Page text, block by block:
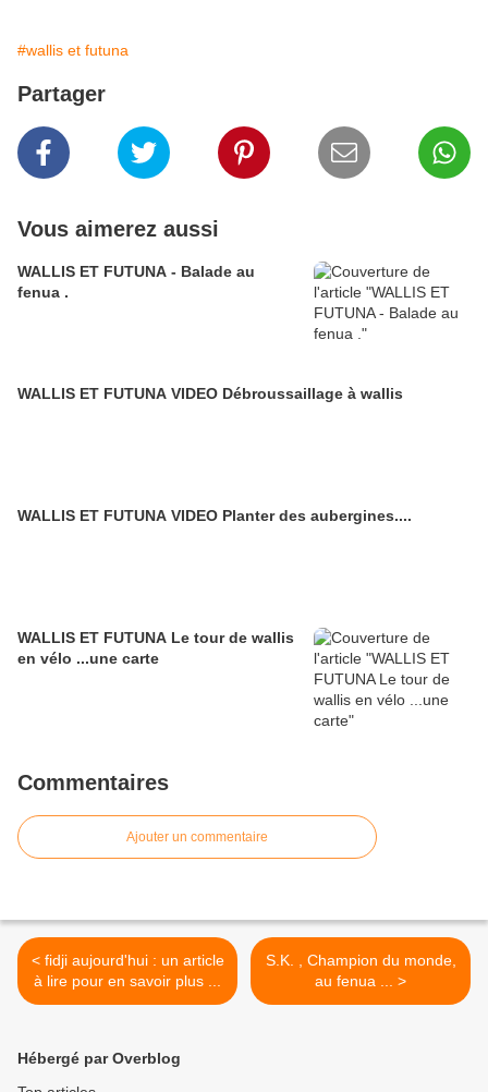
#wallis et futuna
Partager
Vous aimerez aussi
WALLIS ET FUTUNA - Balade au
fenua .
WALLIS ET FUTUNA VIDEO Débroussaillage à wallis
WALLIS ET FUTUNA VIDEO Planter des aubergines....
WALLIS ET FUTUNA Le tour de wallis
en vélo ...une carte
Commentaires
Ajouter un commentaire
< fidji aujourd'hui : un article
à lire pour en savoir plus ...
S.K. , Champion du monde,
au fenua ... >
Hébergé par Overblog